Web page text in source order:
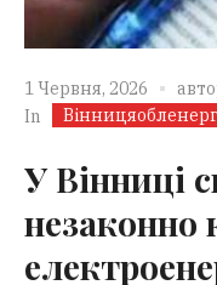
1 Червня, 2026
In
У Вінниці
незаконно